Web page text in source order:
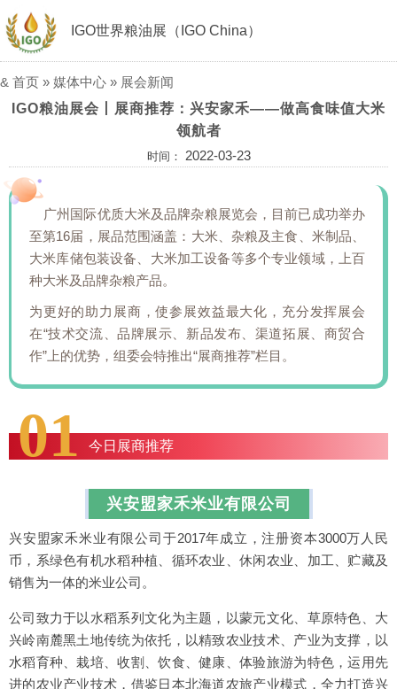
IGO世界粮油展（IGO China）
& 首页 » 媒体中心 » 展会新闻
IGO粮油展会丨展商推荐：兴安家禾——做高食味值大米
领航者
时间： 2022-03-23
广州国际优质大米及品牌杂粮展览会，目前已成功举办
至第16届，展品范围涵盖：大米、杂粮及主食、米制品、
大米库储包装设备、大米加工设备等多个专业领域，上百
种大米及品牌杂粮产品。
为更好的助力展商，使参展效益最大化，充分发挥展会
在“技术交流、品牌展示、新品发布、渠道拓展、商贸合
作”上的优势，组委会特推出“展商推荐”栏目。
01 今日展商推荐
兴安盟家禾米业有限公司
兴安盟家禾米业有限公司于2017年成立，注册资本3000万人民
币，系绿色有机水稻种植、循环农业、休闲农业、加工、贮藏及
销售为一体的米业公司。
公司致力于以水稻系列文化为主题，以蒙元文化、草原特色、大
兴岭南麓黑土地传统为依托，以精致农业技术、产业为支撑，以
水稻育种、栽培、收割、饮食、健康、体验旅游为特色，运用先
进的农业产业技术，借鉴日本北海道农旅产业模式，全力打造兴